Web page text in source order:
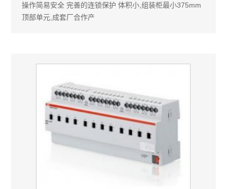
操作简易安全 完善的连锁保护 体积小,组装柜最小375mm
顶部单元,成套厂合作产